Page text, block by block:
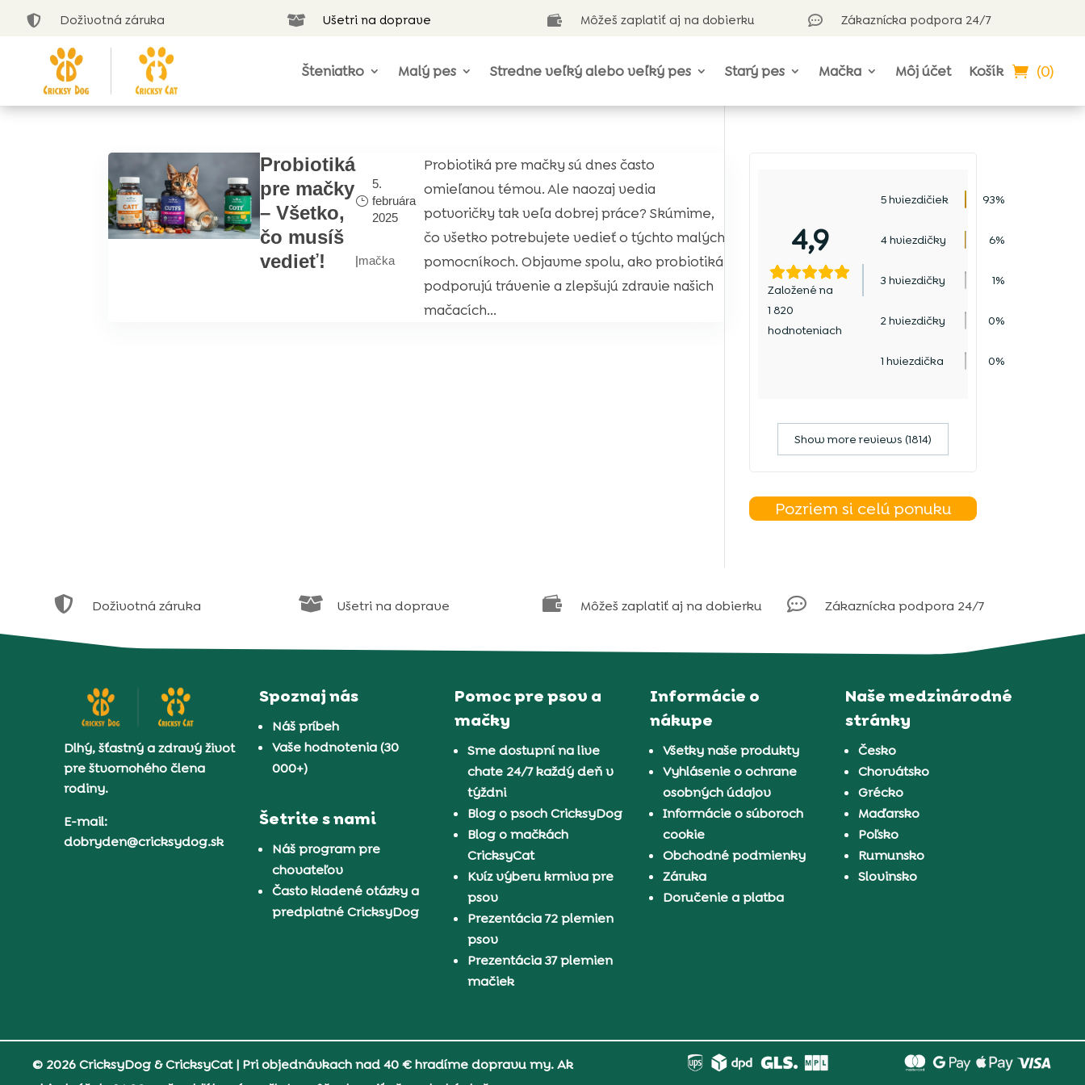
 Doživotná záruka  Ušetri na doprave  Môžeš zaplatiť aj na dobierku  Zákaznícka podpora 24/7
Šteniatko Malý pes Stredne veľký alebo veľký pes Starý pes Mačka Môj účet Košík (0)
Probiotiká
pre mačky
– Všetko,
čo musíš
vedieť!
5.
februára
2025
|mačka
Probiotiká pre mačky sú dnes často
omieľanou témou. Ale naozaj vedia
potvoričky tak veľa dobrej práce? Skúmime,
čo všetko potrebujete vedieť o týchto malých
pomocníkoch. Objavme spolu, ako probiotiká
podporujú trávenie a zlepšujú zdravie našich
mačacích...
4,9
Založené na
1 820
hodnoteniach
5 hviezdičiek 93%
4 hviezdičky 6%
3 hviezdičky 1%
2 hviezdičky 0%
1 hviezdička 0%
Show more reviews (1814)
Pozriem si celú ponuku
 Doživotná záruka  Ušetri na doprave  Môžeš zaplatiť aj na dobierku  Zákaznícka podpora 24/7
Dlhý, šťastný a zdravý život
pre štvornohého člena
rodiny.
E-mail:
dobryden@cricksydog.sk
Spoznaj nás
Náš príbeh
Vaše hodnotenia (30
000+)
Šetrite s nami
Náš program pre
chovateľov
Často kladené otázky a
predplatné CricksyDog
Pomoc pre psov a
mačky
Sme dostupní na live
chate 24/7 každý deň v
týždni
Blog o psoch CricksyDog
Blog o mačkách
CricksyCat
Kvíz výberu krmiva pre
psov
Prezentácia 72 plemien
psov
Prezentácia 37 plemien
mačiek
Informácie o
nákupe
Všetky naše produkty
Vyhlásenie o ochrane
osobných údajov
Informácie o súboroch
cookie
Obchodné podmienky
Záruka
Doručenie a platba
Naše medzinárodné
stránky
Česko
Chorvátsko
Grécko
Maďarsko
Poľsko
Rumunsko
Slovinsko
© 2026 CricksyDog & CricksyCat| Pri objednávkach nad 40 € hradíme dopravu my. Ak